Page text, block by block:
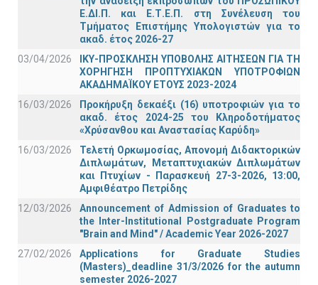
Ε.ΔΙ.Π. και Ε.Τ.Ε.Π. στη Συνέλευση του
Τμήματος Επιστήμης Υπολογιστών για το
ακαδ. έτος 2026-27
03/04/2026
ΙΚΥ-ΠΡΟΣΚΛΗΣΗ ΥΠΟΒΟΛΗΣ ΑΙΤΗΣΕΩΝ ΓΙΑ ΤΗ
ΧΟΡΗΓΗΣΗ ΠΡΟΠΤΥΧΙΑΚΩΝ ΥΠΟΤΡΟΦΙΩΝ
ΑΚΑΔΗΜΑΪΚΟΥ ΕΤΟΥΣ 2023-2024
16/03/2026
Προκήρυξη δεκαέξι (16) υποτροφιών για το
ακαδ. έτος 2024-25 του Κληροδοτήματος
«Χρύσανθου και Αναστασίας Καρύδη»
16/03/2026
Τελετή Ορκωμοσίας, Απονομή Διδακτορικών
Διπλωμάτων, Μεταπτυχιακών Διπλωμάτων
και Πτυχίων - Παρασκευή 27-3-2026, 13:00,
Αμφιθέατρο Πετρίδης
12/03/2026
Announcement of Admission of Graduates to
the Inter-Institutional Postgraduate Program
"Brain and Mind" / Academic Year 2026-2027
27/02/2026
Applications for Graduate Studies
(Masters)_deadline 31/3/2026 for the autumn
semester 2026-2027